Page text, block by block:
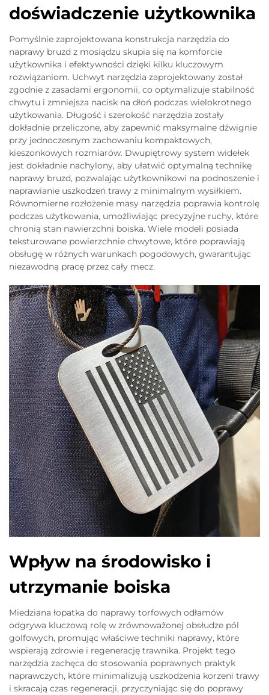
doświadczenie użytkownika
Pomyślnie zaprojektowana konstrukcja narzędzia do
naprawy bruzd z mosiądzu skupia się na komforcie
użytkownika i efektywności dzięki kilku kluczowym
rozwiązaniom. Uchwyt narzędzia zaprojektowany został
zgodnie z zasadami ergonomii, co optymalizuje stabilność
chwytu i zmniejsza nacisk na dłoń podczas wielokrotnego
użytkowania. Długość i szerokość narzędzia zostały
dokładnie przeliczone, aby zapewnić maksymalne dźwignie
przy jednoczesnym zachowaniu kompaktowych,
kieszonkowych rozmiarów. Dwupiętrowy system widełek
jest dokładnie nachylony, aby ułatwić optymalną technikę
naprawy bruzd, pozwalając użytkownikowi na podnoszenie i
naprawianie uszkodzeń trawy z minimalnym wysiłkiem.
Równomierne rozłożenie masy narzędzia poprawia kontrolę
podczas użytkowania, umożliwiając precyzyjne ruchy, które
chronią stan nawierzchni boiska. Wiele modeli posiada
teksturowane powierzchnie chwytowe, które poprawiają
obsługę w różnych warunkach pogodowych, gwarantując
niezawodną pracę przez cały mecz.
Wpływ na środowisko i
utrzymanie boiska
Miedziana łopatka do naprawy torfowych odłamów
odgrywa kluczową rolę w zrównoważonej obsłudze pól
golfowych, promując właściwe techniki naprawy, które
wspierają zdrowie i regenerację trawnika. Projekt tego
narzędzia zachęca do stosowania poprawnych praktyk
naprawczych, które minimalizują uszkodzenia korzeni trawy
i skracają czas regeneracji, przyczyniając się do poprawy